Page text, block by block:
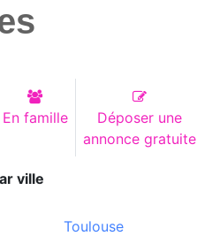
En famille
Déposer une
annonce gratuite
ville
Toulouse